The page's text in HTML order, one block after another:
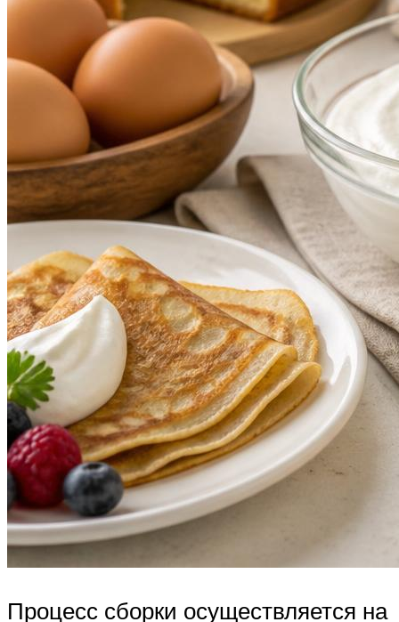
Процесс сборки осуществляется на